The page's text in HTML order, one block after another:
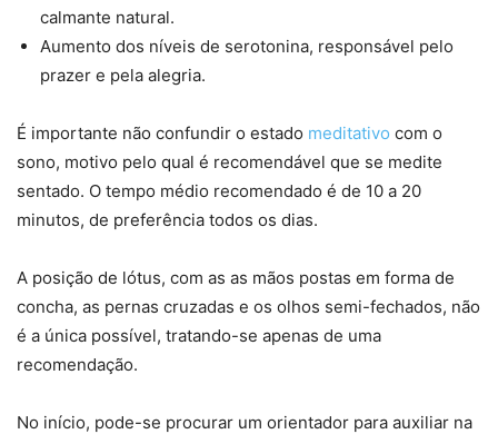
calmante natural.
Aumento dos níveis de serotonina, responsável pelo
prazer e pela alegria.
É importante não confundir o estado meditativo com o
sono, motivo pelo qual é recomendável que se medite
sentado. O tempo médio recomendado é de 10 a 20
minutos, de preferência todos os dias.
A posição de lótus, com as as mãos postas em forma de
concha, as pernas cruzadas e os olhos semi-fechados, não
é a única possível, tratando-se apenas de uma
recomendação.
No início, pode-se procurar um orientador para auxiliar na